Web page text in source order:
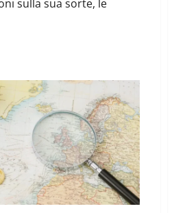
sulla sua sorte, le